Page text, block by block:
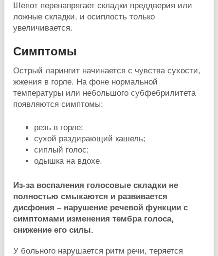
Шепот перенапрягает складки преддверия или
ложные складки, и осиплость только
увеличивается.
Симптомы
Острый ларингит начинается с чувства сухости,
жжения в горле. На фоне нормальной
температуры или небольшого субфебрилитета
появляются симптомы:
резь в горле;
сухой раздирающий кашель;
сиплый голос;
одышка на вдохе.
Из-за воспаления голосовые складки не
полностью смыкаются и развивается
дисфония – нарушение речевой функции с
симптомами изменения тембра голоса,
снижение его силы.
У больного нарушается ритм речи, теряется